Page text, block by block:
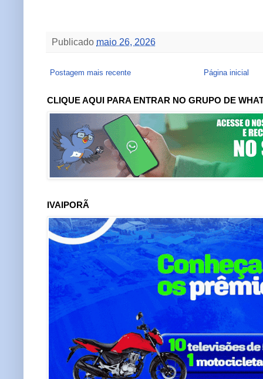
Publicado maio 26, 2026
Postagem mais recente Página inicial
CLIQUE AQUI PARA ENTRAR NO GRUPO DE
IVAIPORÃ